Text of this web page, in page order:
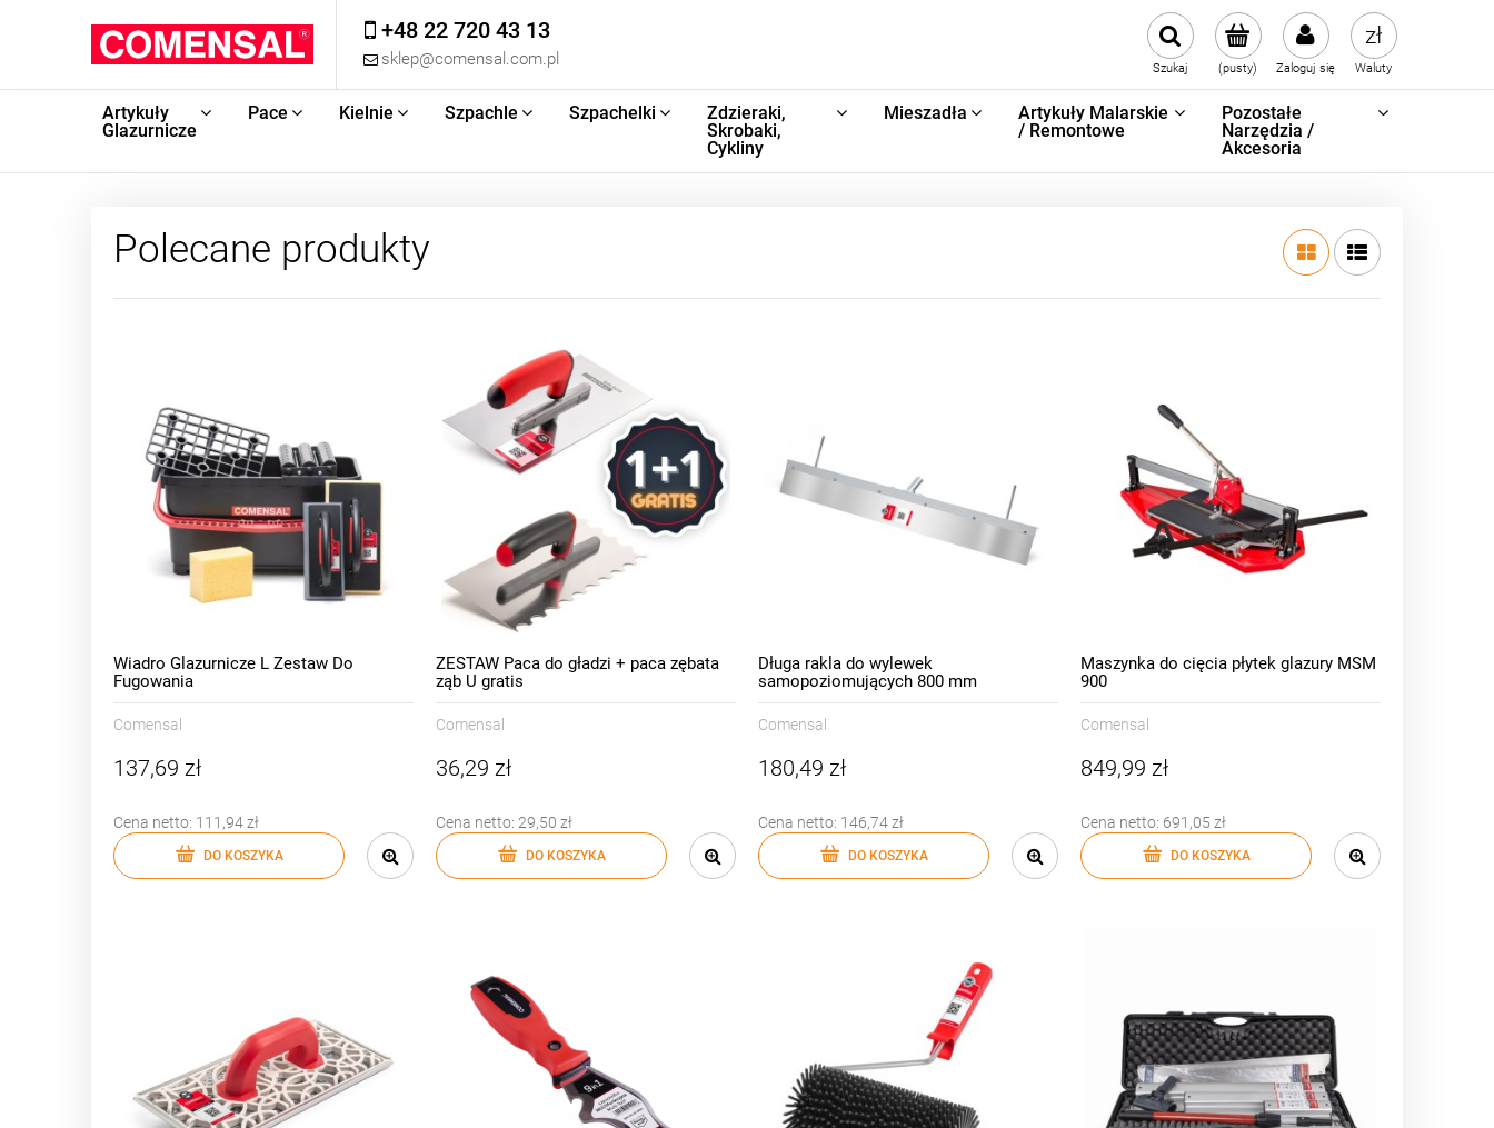
+48 22 720 43 13
sklep@comensal.com.pl (pusty) Zaloguj się
Szukaj Waluty
Artykuły
Glazurnicze
Pace Kielnie Szpachle Szpachelki
Zdzieraki,
Skrobaki,
Cykliny
Mieszadła
Artykuły Malarskie
/ Remontowe
Pozostałe
Narzędzia /
Akcesoria
Polecane produkty
Wiadro Glazurnicze L Zestaw Do
Fugowania
Comensal
137,69 zł
Cena netto: 111,94 zł
DO KOSZYKA
ZESTAW Paca do gładzi + paca zębata
ząb U gratis
Comensal
36,29 zł
Cena netto: 29,50 zł
DO KOSZYKA
Długa rakla do wylewek
samopoziomujących 800 mm
Comensal
180,49 zł
Cena netto: 146,74 zł
DO KOSZYKA
Maszynka do cięcia płytek glazury MSM
900
Comensal
849,99 zł
Cena netto: 691,05 zł
DO KOSZYKA